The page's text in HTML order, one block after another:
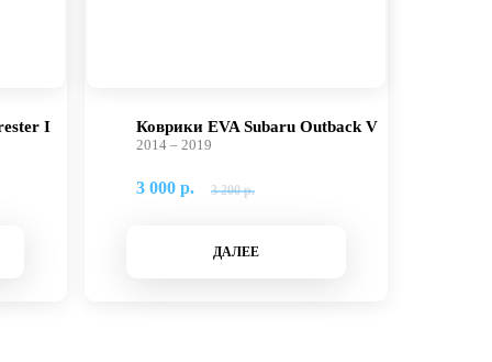
I Коврики EVA Subaru Outback V
2014 – 2019
3 000 р. 3 200 р.
ДАЛЕЕ